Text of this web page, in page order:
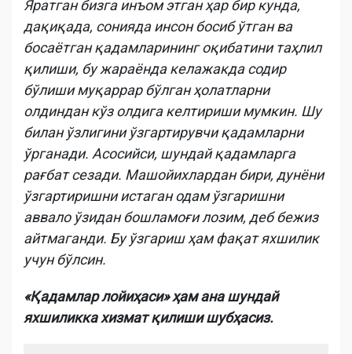
Яратган бизга инъом этган ҳар бир кунда,
дақиқада, сонияда инсон босиб ўтган ва
босаётган қадамларининг оқибатини таҳлил
қилиши, бу жараёнда келажакда содир
бўлиши муқаррар бўлган ҳолатларни
олдиндан кўз олдига келтириши мумкин. Шу
билан ўзлигини ўзгартирувчи қадамларни
ўрганади. Асосийси, шундай қадамларга
рағбат сезади. Машойихлардан бири, дунёни
ўзгартиришни истаган одам ўзгаришни
аввало ўзидан бошламоғи лозим, деб бежиз
айтмаганди. Бу ўзгариш ҳам фақат яхшилик
учун бўлсин.
«Қадамлар лойиҳаси» ҳам ана шундай
яхшиликка хизмат қилиши шубҳасиз.